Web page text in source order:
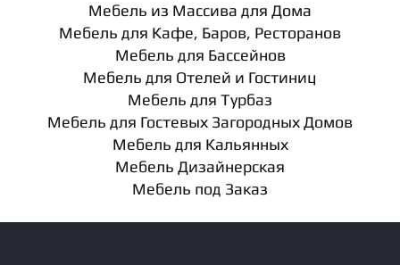
Мебель из Массива для Дома
Мебель для Кафе, Баров, Ресторанов
Мебель для Бассейнов
Мебель для Отелей и Гостиниц
Мебель для Турбаз
Мебель для Гостевых Загородных Домов
Мебель для Кальянных
Мебель Дизайнерская
Мебель под Заказ